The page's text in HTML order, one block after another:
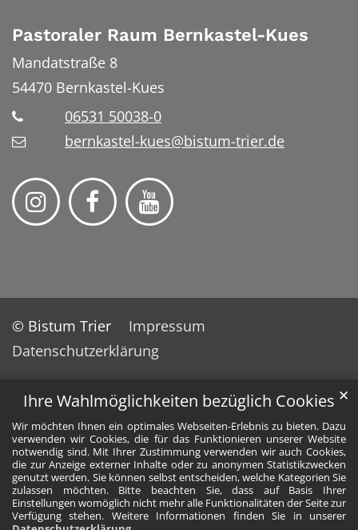
Ihre Wahlmöglichkeiten bezüglich Cookies
Wir möchten Ihnen ein optimales Webseiten-Erlebnis zu bieten. Dazu
verwenden wir Cookies, die für das Funktionieren unserer Website
notwendig sind. Mit Ihrer Zustimmung verwenden wir auch Cookies,
die zur Anzeige externer Inhalte oder zu anonymen Statistikzwecken
genutzt werden. Sie können selbst entscheiden, welche Kategorien Sie
zulassen möchten. Bitte beachten Sie, dass auf Basis Ihrer
Einstellungen womöglich nicht mehr alle Funktionalitäten der Seite zur
Verfügung stehen. Weitere Informationen finden Sie in unserer
✕
Pastoraler Raum Bernkastel-Kues
Mandatstraße 8
54470 Bernkastel-Kues
06531 50038-0
bernkastel-kues@bistum-trier.de
© Bistum Trier
Impressum
Datenschutzerklärung